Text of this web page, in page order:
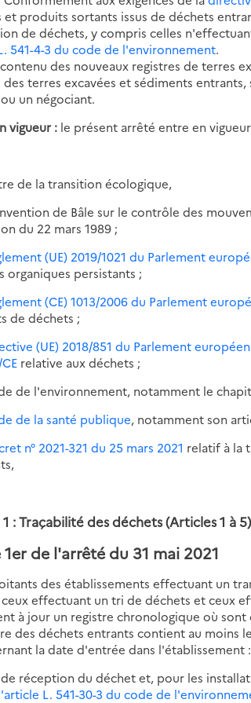
et produits sortants issus de déchets
de déchets, y compris celles
541-4-3 du code de l'environnement.
des nouveaux registres de terres
des terres excavées et sédiments
un négociant.
vigueur : le présent arrêté entre en
de la transition écologique,
de Bâle sur le contrôle des
du 22 mars 1989 ;
(UE) 2019/1021 du Parlement
organiques persistants ;
(CE) 1013/2006 du Parlement
de déchets ;
(UE) 2018/851 du Parlement
relative aux déchets ;
de l'environnement, notamment le
de la santé publique, notamment son
n° 2021-321 du 25 mars 2021 relatif à la
: Traçabilité des déchets (Articles 1 à 5)
de l'arrêté du 31 mai 2021
des établissements effectuant un
effectuant un tri de déchets et ceux
à jour un registre chronologique où sont
des déchets entrants contient au moins
la date d'entrée dans l'établissement :
réception du déchet et, pour les
L. 541-30-3 du code de